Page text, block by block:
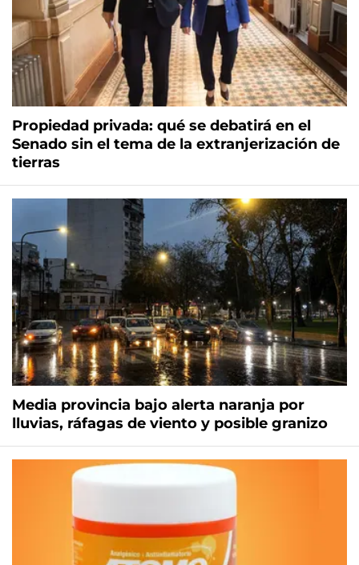
Propiedad privada: qué se debatirá en el
Senado sin el tema de la extranjerización de
tierras
Media provincia bajo alerta naranja por
lluvias, ráfagas de viento y posible granizo